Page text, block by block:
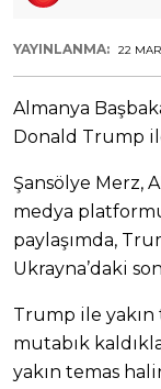
YAYINLANMA: 22
Almanya
Donald Trump
Şansölye Merz,
medya
paylaşımda,
Ukrayna’daki
Trump ile
mutabık
yakın temas